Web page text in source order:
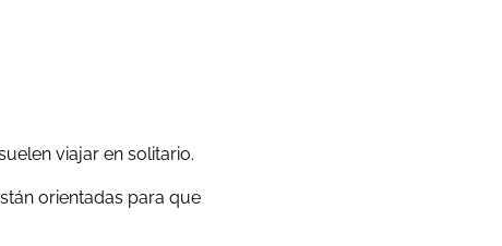
viajar en solitario.
orientadas para que